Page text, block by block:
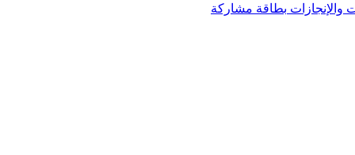
والإنجازات بطاقة مشاركة